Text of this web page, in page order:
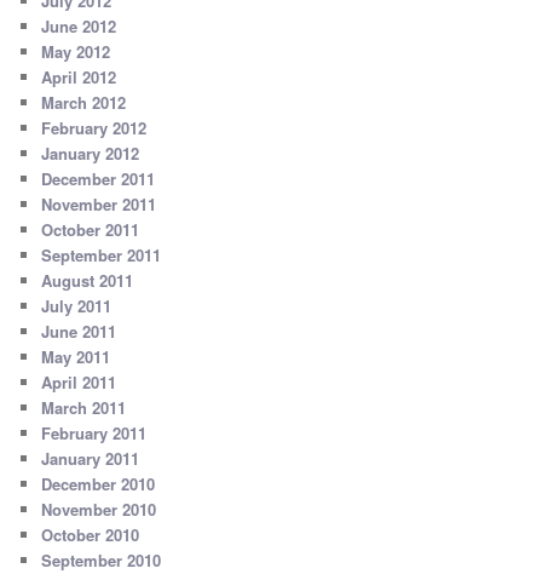
June 2012
May 2012
April 2012
March 2012
February 2012
January 2012
December 2011
November 2011
October 2011
September 2011
August 2011
July 2011
June 2011
May 2011
April 2011
March 2011
February 2011
January 2011
December 2010
November 2010
October 2010
September 2010